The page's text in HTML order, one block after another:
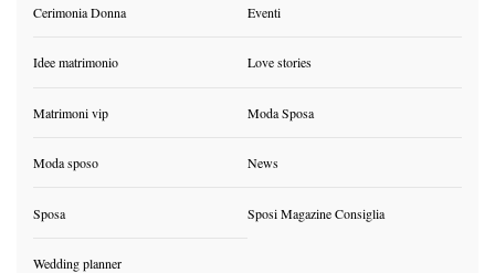
Cerimonia Donna Eventi
Idee matrimonio Love stories
Matrimoni vip Moda Sposa
Moda sposo News
Sposa Sposi Magazine Consiglia
Wedding planner